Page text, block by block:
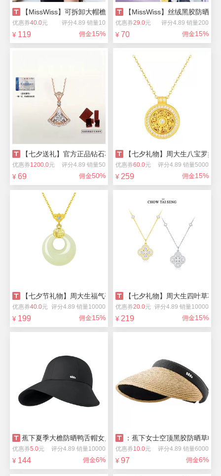
【MissWiss】可拆卸大帽檐磁吸防晒面罩
优惠券40.0元 评分4.89 销量10
¥ 119 佣金15%
【MissWiss】丝绒黑胶防晒帽
优惠券29.0元 评分4.89 销量200
¥ 70 佣金15%
【七夕送礼】官方正品钻石项链合集
优惠券1200.0元 评分4.89 销量50
¥ 69 佣金50%
【七夕礼物】周大生八宝罗盘
优惠券60.0元 评分4.89 销量5000
¥ 259 佣金15%
【七夕节礼物】周大生福气平安扣项链送礼
优惠券40.0元 评分4.89 销量10000
¥ 199 佣金15%
【七夕礼物】周大生四叶草项
优惠券20.0元 评分4.89 销量10000
¥ 219 佣金15%
蕉下夏季大檐防晒鸭舌帽女户外防紫外线
优惠券5.0元 评分4.89 销量10000
¥ 144 佣金6%
：蕉下女士空顶黑胶防晒草帽
优惠券10.0元 评分4.89 销量6000
¥ 97 佣金6%